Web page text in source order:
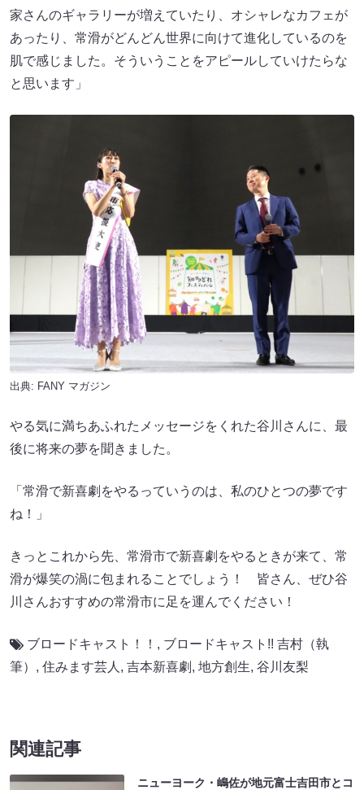
家さんのギャラリーが増えていたり、オシャレなカフェが
あったり、常滑がどんどん世界に向けて進化しているのを
肌で感じました。そういうことをアピールしていけたらな
と思います」
出典: FANY マガジン
やる気に満ちあふれたメッセージをくれた谷川さんに、最
後に将来の夢を聞きました。
「常滑で新喜劇をやるっていうのは、私のひとつの夢です
ね！」
きっとこれから先、常滑市で新喜劇をやるときが来て、常
滑が爆笑の渦に包まれることでしょう！ 皆さん、ぜひ谷
川さんおすすめの常滑市に足を運んでください！
ブロードキャスト！！ , ブロードキャスト!! 吉村（執
筆） , 住みます芸人 , 吉本新喜劇 , 地方創生, 谷川友梨
関連記事
ニューヨーク・嶋佐が地元富士吉田市とコ